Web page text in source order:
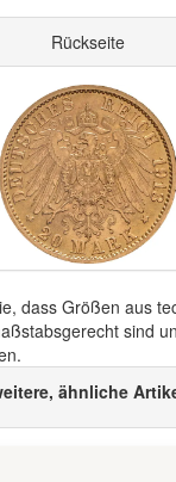
Rückseite
dass Größen aus
sind
ähnliche